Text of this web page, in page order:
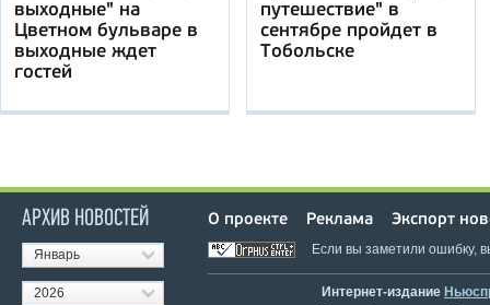
выходные" на
Цветном бульваре в
выходные ждет
гостей
путешествие" в
сентябре пройдет в
Тобольске
АРХИВ НОВОСТЕЙ
Январь
2026
О проекте Реклама Экспорт
Если вы заметили ошибку,
Интернет-издание